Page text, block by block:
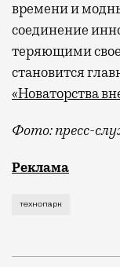
времени и
соединение
теряющими
становится
«Новаторства
Фото: пресс-
Рекламные
Реклама
технопарк